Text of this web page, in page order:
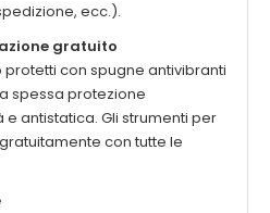
ecc.).
gratuito
con spugne antivibranti
spessa protezione
antistatica. Gli strumenti per
con tutte le